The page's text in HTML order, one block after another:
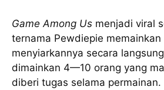
Game Among Us menjadi viral
ternama Pewdiepie memainkan
menyiarkannya secara
dimainkan 4—10 orang yang
diberi tugas selama permainan.